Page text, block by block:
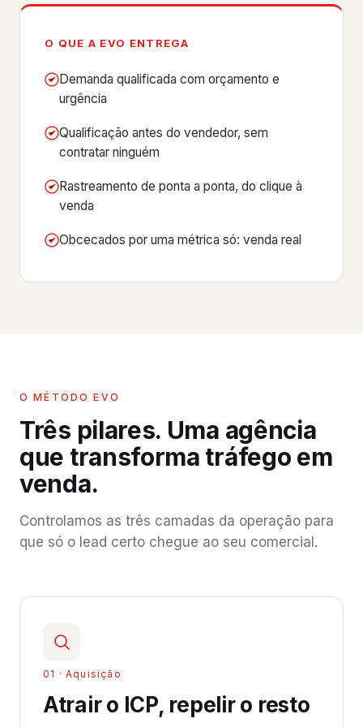
O QUE A EVO ENTREGA
Demanda qualificada com orçamento e
urgência
Qualificação antes do vendedor, sem
contratar ninguém
Rastreamento de ponta a ponta, do clique à
venda
Obcecados por uma métrica só: venda real
O MÉTODO EVO
Três pilares. Uma agência
que transforma tráfego em
venda.
Controlamos as três camadas da operação para
que só o lead certo chegue ao seu comercial.
01 · Aquisição
Atrair o ICP, repelir o resto